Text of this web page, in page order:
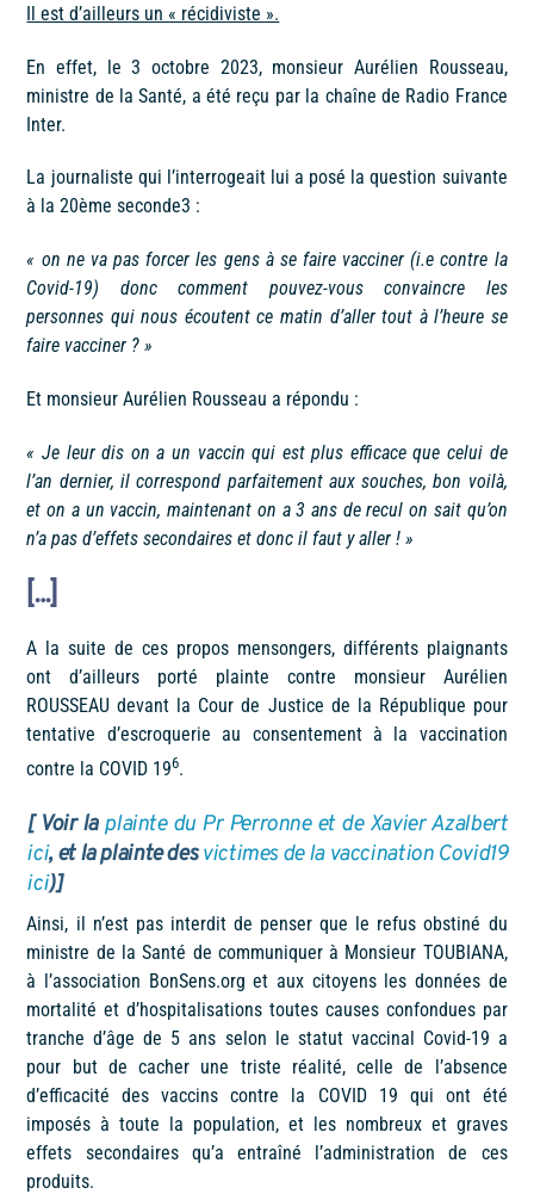
Il est d’ailleurs un « récidiviste ».
En effet, le 3 octobre 2023, monsieur Aurélien Rousseau,
ministre de la Santé, a été reçu par la chaîne de Radio France
Inter.
La journaliste qui l’interrogeait lui a posé la question suivante
à la 20èmeseconde3 :
« on ne va pas forcer les gens à se faire vacciner (i.e contre la
Covid-19) donc comment pouvez-vousconvaincre les
personnes qui nous écoutent ce matin d’aller tout à l’heure se
faire vacciner ? »
Et monsieur Aurélien Rousseau a répondu :
« Je leur dis on a un vaccin qui est plus efficace que celui de
l’an dernier, il correspond parfaitement aux souches, bon voilà,
et on a un vaccin, maintenant on a 3 ans de recul on sait qu’on
n’a pas d’effets secondaires et donc il faut y aller ! »
[…]
A la suite de ces propos mensongers, différents plaignants
ont d’ailleurs porté plainte contre monsieur Aurélien
ROUSSEAU devant la Cour de Justice de la République pour
tentative d’escroquerie au consentement à la vaccination
contre la COVID 196.
[ Voir la plainte du Pr Perronne et de Xavier Azalbert
ici, et la plainte desvictimes de la vaccination Covid19
ici)]
Ainsi, il n’est pas interdit de penser que le refus obstiné du
ministre de la Santé de communiquer à Monsieur TOUBIANA,
à l’association BonSens.org et aux citoyens les données de
mortalité et d’hospitalisations toutes causes confondues par
tranche d’âge de 5 ans selon le statut vaccinal Covid-19 a
pour but de cacher une triste réalité, celle de l’absence
d’efficacité des vaccins contre la COVID 19 qui ont été
imposés à toute la population, et les nombreux et graves
effets secondaires qu’a entraîné l’administration de ces
produits.